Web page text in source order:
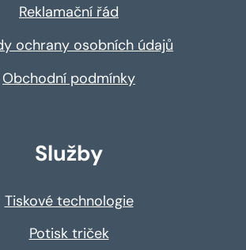
Reklamační řád
ochrany osobních údajů
Obchodní podmínky
Služby
Tiskové technologie
Potisk triček